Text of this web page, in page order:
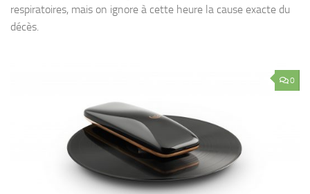
respiratoires, mais on ignore à cette heure la cause exacte du
décès.
0